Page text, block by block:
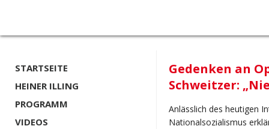
STARTSEITE
HEINER ILLING
PROGRAMM
VIDEOS
Gedenken an
Schweitzer:
Anlässlich des heutigen
Nationalsozialismus